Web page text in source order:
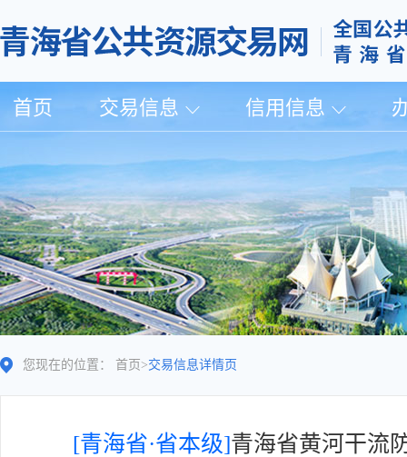
首页 交易信息 信用信息
您现在的位置： 首页 >交易信息详情页
[青海省·省本级]青海省黄河干流